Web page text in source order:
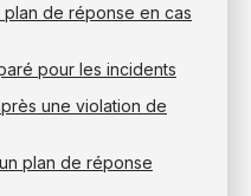
plan de réponse en cas
pour les incidents
une violation de
plan de réponse